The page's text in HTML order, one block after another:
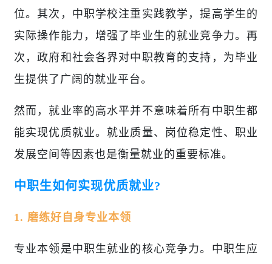
位。其次，中职学校注重实践教学，提高学生的
实际操作能力，增强了毕业生的就业竞争力。再
次，政府和社会各界对中职教育的支持，为毕业
生提供了广阔的就业平台。
然而，就业率的高水平并不意味着所有中职生都
能实现优质就业。就业质量、岗位稳定性、职业
发展空间等因素也是衡量就业的重要标准。
中职生如何实现优质就业?
1. 磨练好自身专业本领
专业本领是中职生就业的核心竞争力。中职生应